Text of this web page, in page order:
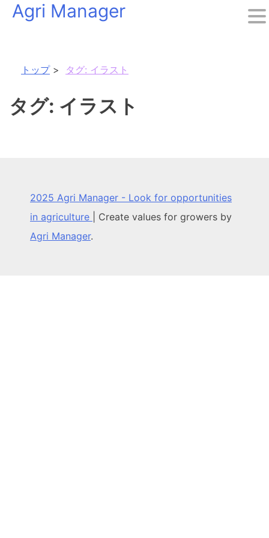
SkipAgri Manager
トップ タグ: イラスト
タグ: イラスト
2025 Agri Manager - Look for opportunities
in agriculture
Create values for growers by
Agri Manager.